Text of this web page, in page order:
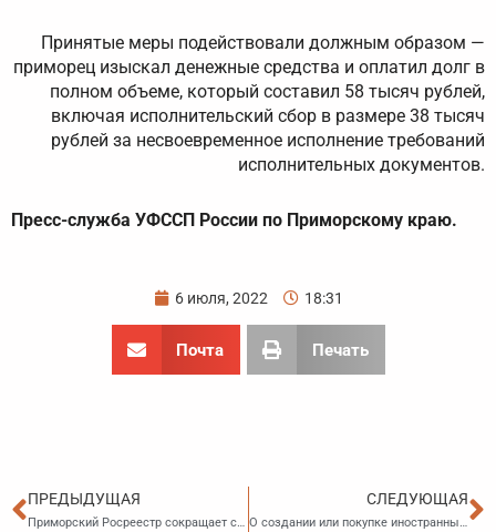
Принятые меры подействовали должным образом —
приморец изыскал денежные средства и оплатил долг в
полном объеме, который составил 58 тысяч рублей,
включая исполнительский сбор в размере 38 тысяч
рублей за несвоевременное исполнение требований
исполнительных документов.
Пресс-служба УФССП России по Приморскому краю.
6 июля, 2022 18:31
Почта Печать
Пред
ПРЕДЫДУЩАЯ
Приморский Росреестр сокращает сроки регистрации прав
СЛЕДУЮЩАЯ
О создании или покупке иностранных организаций необходимо уведомлять налоговые органы